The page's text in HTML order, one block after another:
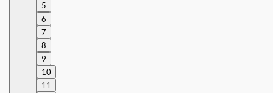
5
6
7
8
9
10
11